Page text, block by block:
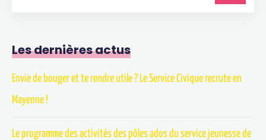
Les dernières actus
Envie de bouger et te rendre utile ? Le Service Civique recrute en
Mayenne !
Le programme des activités des pôles ados du service jeunesse de